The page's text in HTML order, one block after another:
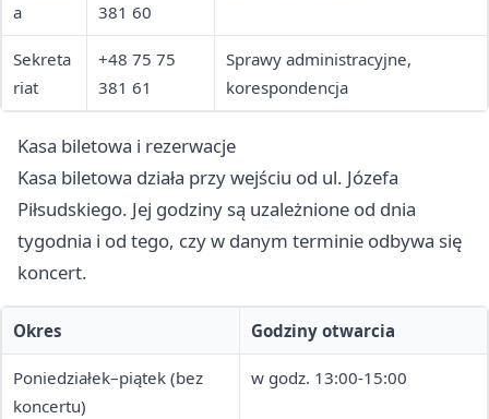
a
381 60
Sekreta
riat
+48 75 75
381 61
Sprawy administracyjne,
korespondencja
Kasa biletowa i rezerwacje
Kasa biletowa działa przy wejściu od ul. Józefa
Piłsudskiego. Jej godziny są uzależnione od dnia
tygodnia i od tego, czy w danym terminie odbywa się
koncert.
Okres Godziny otwarcia
Poniedziałek–piątek (bez
koncertu)
w godz. 13:00-15:00